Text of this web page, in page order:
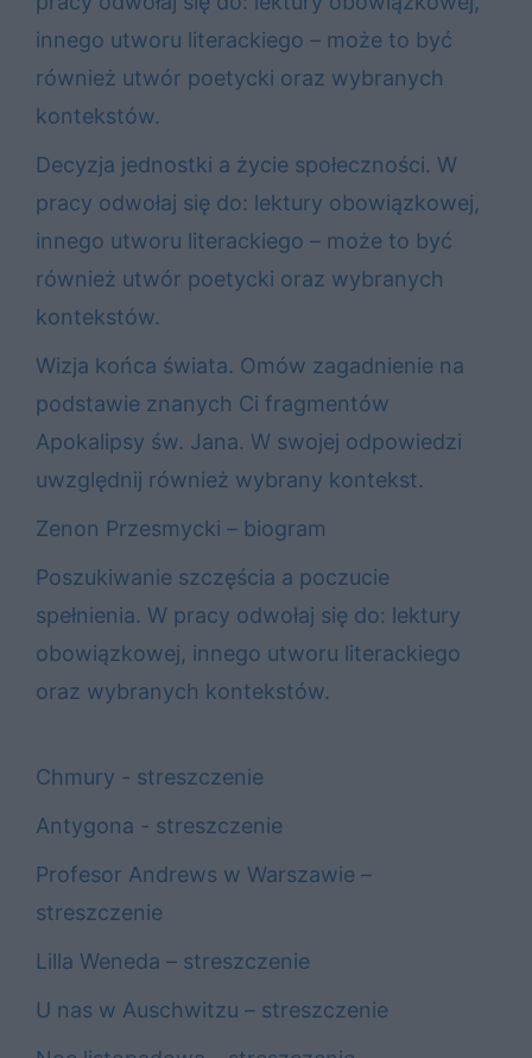
innego utworu literackiego – może to być
również utwór poetycki oraz wybranych
kontekstów.
Decyzja jednostki a życie społeczności. W
pracy odwołaj się do: lektury obowiązkowej,
innego utworu literackiego – może to być
również utwór poetycki oraz wybranych
kontekstów.
Wizja końca świata. Omów zagadnienie na
podstawie znanych Ci fragmentów
Apokalipsy św. Jana. W swojej odpowiedzi
uwzględnij również wybrany kontekst.
Zenon Przesmycki – biogram
Poszukiwanie szczęścia a poczucie
spełnienia. W pracy odwołaj się do: lektury
obowiązkowej, innego utworu literackiego
oraz wybranych kontekstów.
Chmury - streszczenie
Antygona - streszczenie
Profesor Andrews w Warszawie –
streszczenie
Lilla Weneda – streszczenie
U nas w Auschwitzu – streszczenie